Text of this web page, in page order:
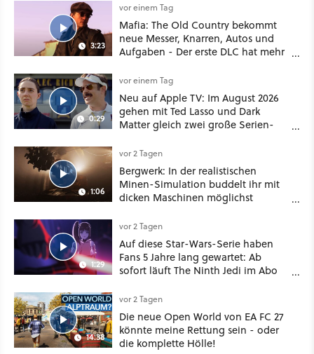
3:23
vor einem Tag
Mafia: The Old Country bekommt
neue Messer, Knarren, Autos und
Aufgaben - Der erste DLC hat mehr
0:29
vor einem Tag
Neu auf Apple TV: Im August 2026
gehen mit Ted Lasso und Dark
Matter gleich zwei große Serien-
1:06
vor 2 Tagen
Bergwerk: In der realistischen
Minen-Simulation buddelt ihr mit
dicken Maschinen möglichst
1:29
vor 2 Tagen
Auf diese Star-Wars-Serie haben
Fans 5 Jahre lang gewartet: Ab
sofort läuft The Ninth Jedi im Abo
14:38
vor 2 Tagen
Die neue Open World von EA FC 27
könnte meine Rettung sein - oder
die komplette Hölle!